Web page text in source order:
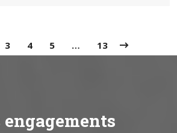
3 4 5 … 13
engagements